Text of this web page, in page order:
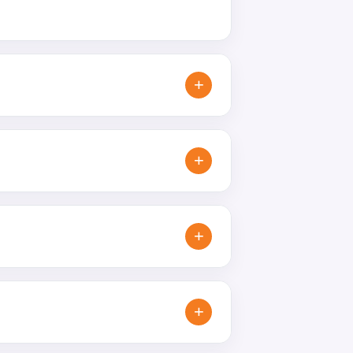
+
motiv. Produkty
+
Skvěle fungují všude tam,
+
spojit marketing s
+